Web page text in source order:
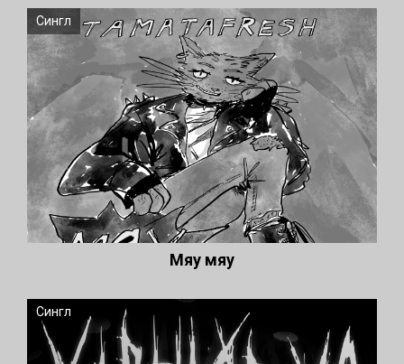
Сингл
Мяу мяу
Сингл